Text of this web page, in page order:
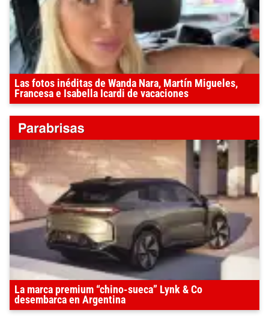
Las fotos inéditas de Wanda Nara, Martín Migueles,
Francesa e Isabella Icardi de vacaciones
La marca premium “chino-sueca” Lynk & Co
desembarca en Argentina